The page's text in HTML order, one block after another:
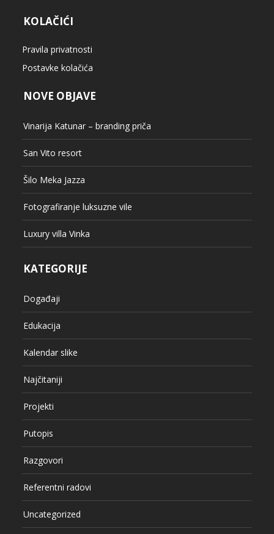
KOLAČIĆI
Pravila privatnosti
Postavke kolačića
NOVE OBJAVE
Vinarija Katunar – branding priča
San Vito resort
Šilo Meka Jazza
Fotografiranje luksuzne vile
Luxury villa Vinka
KATEGORIJE
Događaji
Edukacija
Kalendar slike
Najčitaniji
Projekti
Putopis
Razgovori
Referentni radovi
Uncategorized